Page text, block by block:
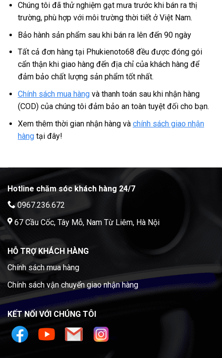
Chúng tôi đã thử nghiệm gạt mưa trước khi bán ra thị
trường, phù hợp với môi trường thời tiết ở Việt Nam.
Bảo hành sản phẩm sau khi bán ra lên đến 90 ngày
Tất cả đơn hàng tại Phukienoto68 đều được đóng gói
cẩn thận khi giao hàng đến địa chỉ của khách hàng để
đảm bảo chất lượng sản phẩm tốt nhất.
Chính sách mua hàngvà thanh toán sau khi nhận hàng
(COD) của chúng tôi đảm bảo an toàn tuyệt đối cho bạn.
Xem thêm thời gian nhận hàng và chính sách giao nhận
hàngtại đây!
Hotline chăm sóc khách hàng 24/7
0967.236.672
67 Cầu Cốc, Tây Mỗ, Nam Từ Liêm, Hà Nội
HỖ TRỢ KHÁCH HÀNG
Chính sách mua hàng
Chính sách vận chuyển giao nhận hàng
KẾT NỐI VỚI CHÚNG TÔI